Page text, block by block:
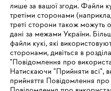
Про компанію STIHL
лише за вашої згоди. Файли
третіми сторонами
треті сторони також можуть
дані за межами України.
файли кукі, які
сторонами, дивіться в
"Повідомлення про
Натискаючи "Прийняти всі",
прийняття Повідомлення про